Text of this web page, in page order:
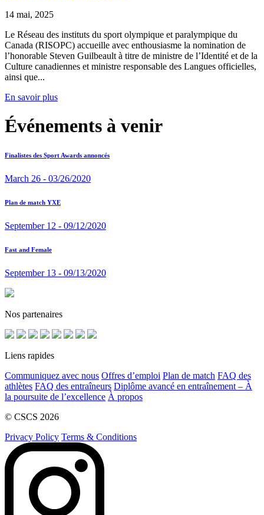
14 mai, 2025
Le Réseau des instituts du sport olympique et paralympique du
Canada (RISOPC) accueille avec enthousiasme la nomination de
l’honorable Steven Guilbeault à titre de ministre de l’Identité et de la
Culture canadiennes et ministre responsable des Langues officielles,
ainsi que...
En savoir plus
Événements à venir
Finalistes des Sport Awards annoncés
March 26 - 03/26/2020
Plan de match YXE
September 12 - 09/12/2020
Fast and Female
September 13 - 09/13/2020
Nos partenaires
Liens rapides
Communiquez avec nous Offres d’emploi Plan de match FAQ des
athlètes FAQ des entraîneurs Diplôme avancé en entraînement – À
la poursuite de l’excellence À propos
© CSCS 2026
Privacy Policy Terms & Conditions